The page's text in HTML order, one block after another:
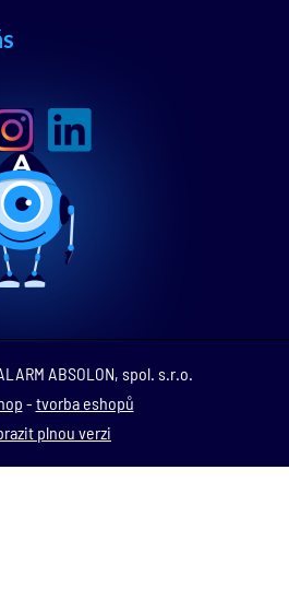
ABSOLON, spol. s.r.o.
- tvorba eshopů
plnou verzi